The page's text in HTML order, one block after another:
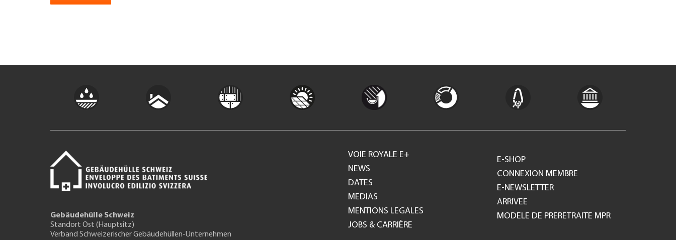
Gebäudehülle Schweiz
Standort Ost (Hauptsitz)
Verband Schweizerischer Gebäudehüllen-Unternehmen
Footer
GH
VOIE ROYALE E+
NEWS
DATES
MEDIAS
MENTIONS LEGALES
JOBS & CARRIÈRE
E-SHOP
CONNEXION MEMBRE
E-NEWSLETTER
ARRIVEE
MODELE DE PRERETRAITE MPR